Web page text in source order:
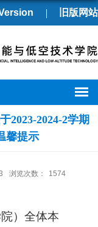
旧版网站
2023-2024-2学期
馨提示
浏览次数： 1574
）全体本